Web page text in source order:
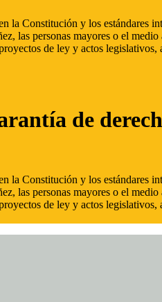
Constitución y los estándares
las personas mayores o el
de ley y actos
de
Constitución y los estándares
las personas mayores o el
de ley y actos